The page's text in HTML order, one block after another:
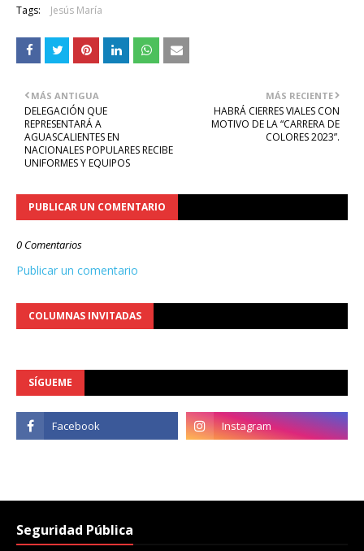
Tags: Jesús María
MÁS RECIENTE
HABRÁ CIERRES VIALES CON
MOTIVO DE LA “CARRERA DE
COLORES 2023”.
MÁS ANTIGUA
DELEGACIÓN QUE
REPRESENTARÁ A
AGUASCALIENTES EN
NACIONALES POPULARES RECIBE
UNIFORMES Y EQUIPOS
PUBLICAR UN COMENTARIO
0 Comentarios
Publicar un comentario
COLUMNAS INVITADAS
SÍGUEME
Seguridad Pública